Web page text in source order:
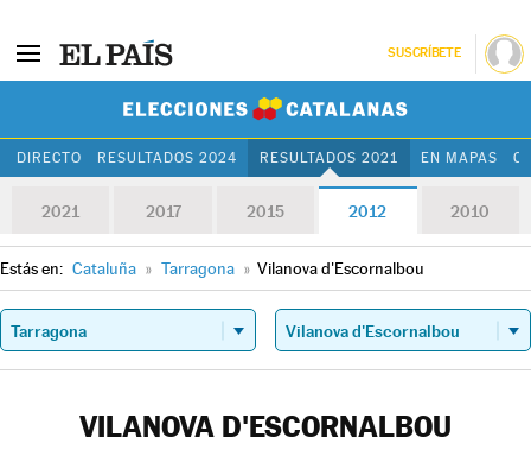
SUSCRÍBETE
DIRECTO RESULTADOS 2024 RESULTADOS 2021 EN MAPAS
2021 2017 2015 2012 2010
Estás en: Cataluña » Tarragona » Vilanova d'Escornalbou
VILANOVA D'ESCORNALBOU